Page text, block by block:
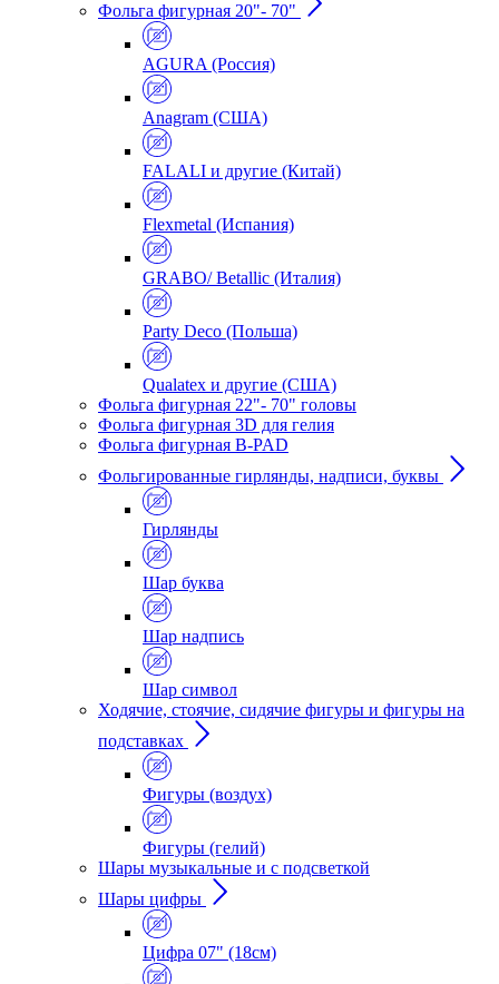
Фольга фигурная 20"- 70"
AGURA (Россия)
Anagram (США)
FALALI и другие (Китай)
Flexmetal (Испания)
GRABO/ Betallic (Италия)
Party Deco (Польша)
Qualatex и другие (США)
Фольга фигурная 22"- 70" головы
Фольга фигурная 3D для гелия
Фольга фигурная B-PAD
Фольгированные гирлянды, надписи, буквы
Гирлянды
Шар буква
Шар надпись
Шар символ
Ходячие, стоячие, сидячие фигуры и фигуры на
подставках
Фигуры (воздух)
Фигуры (гелий)
Шары музыкальные и с подсветкой
Шары цифры
Цифра 07" (18см)